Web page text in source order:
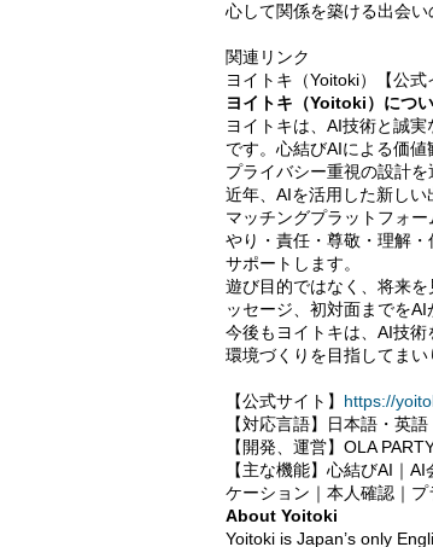
心して関係を築ける出会い
関連リンク
ヨイトキ（Yoitoki）【公式
ヨイトキ（Yoitoki）につ
ヨイトキは、AI技術と誠
です。心結びAIによる価
プライバシー重視の設計
近年、AIを活用した新し
マッチングプラットフォ
やり・責任・尊敬・理解
サポートします。
遊び目的ではなく、将来
ッセージ、初対面までを
今後もヨイトキは、AI技
環境づくりを目指してまい
【公式サイト】 https://
【対応言語】日本語・英
【開発、運営】OLA
【主な機能】心結びAI｜
ケーション｜本人確認｜
About Yoitoki
Yoitoki is Japan’s only